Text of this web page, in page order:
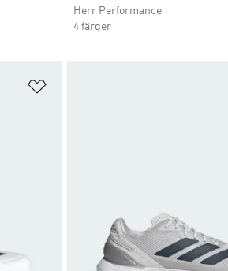
Herr Performance
4 färger